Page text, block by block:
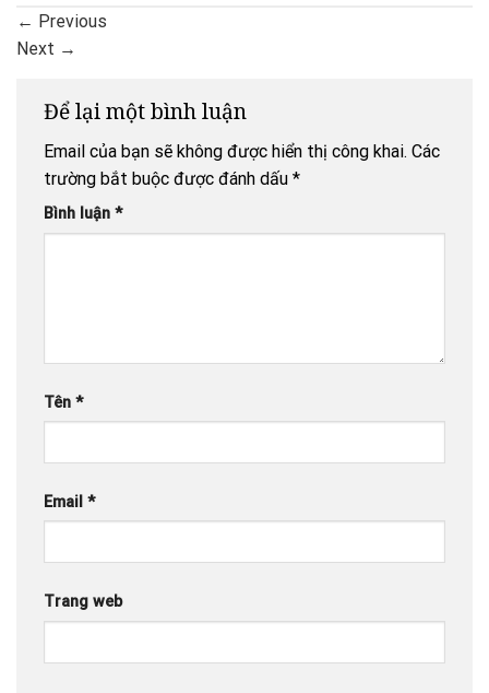
← Previous
Next →
Để lại một bình luận
Email của bạn sẽ không được hiển thị công khai. Các
trường bắt buộc được đánh dấu *
Bình luận *
Tên *
Email *
Trang web